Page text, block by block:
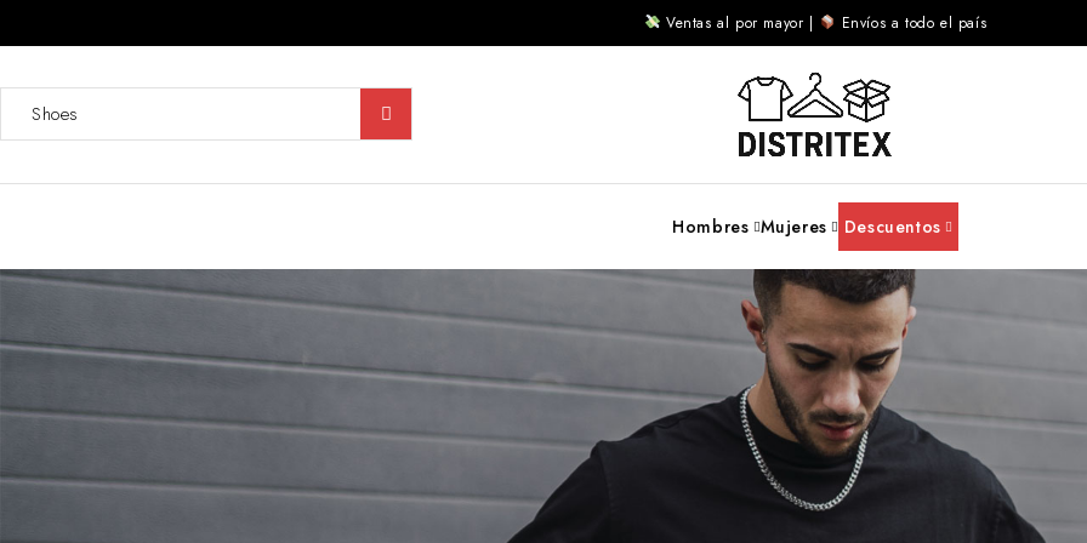
Ventas al por mayor | Envíos a todo el país
Hombres Mujeres Descuentos